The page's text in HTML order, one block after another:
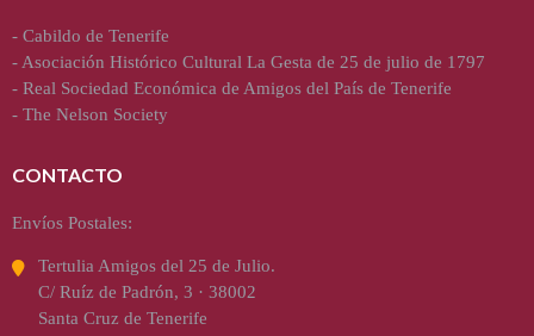
- Cabildo de Tenerife
- Asociación Histórico Cultural La Gesta de 25 de julio de 1797
- Real Sociedad Económica de Amigos del País de Tenerife
- The Nelson Society
CONTACTO
Envíos Postales:
Tertulia Amigos del 25 de Julio.
C/ Ruíz de Padrón, 3 · 38002
Santa Cruz de Tenerife